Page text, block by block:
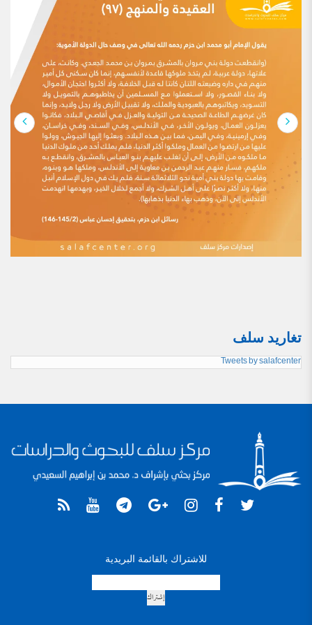
تغاريد سلف
Tweets by salafcenter
للاشتراك بالقائمة البريدية